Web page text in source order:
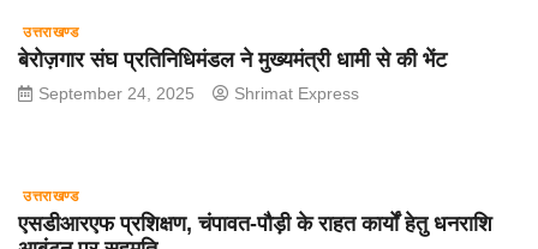
उत्तराखण्ड
बेरोज़गार संघ प्रतिनिधिमंडल ने मुख्यमंत्री धामी से की भेंट
September 24, 2025 Shrimat Express
उत्तराखण्ड
एसडीआरएफ प्रशिक्षण, चंपावत-पौड़ी के राहत कार्यों हेतु धनराशि